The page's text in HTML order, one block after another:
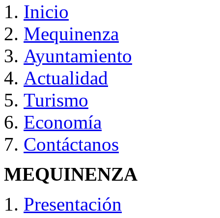
Inicio
Mequinenza
Ayuntamiento
Actualidad
Turismo
Economía
Contáctanos
MEQUINENZA
Presentación